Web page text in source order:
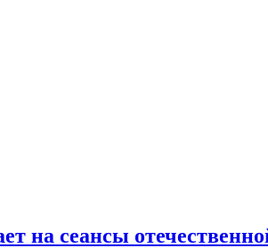
на сеансы